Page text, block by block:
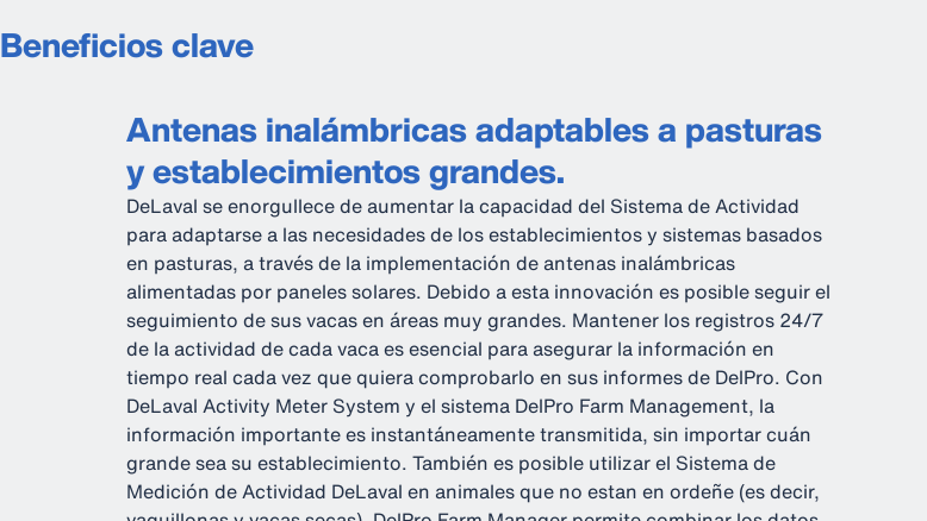
Beneficios clave
Antenas inalámbricas adaptables a pasturas
y establecimientos grandes.
DeLaval se enorgullece de aumentar la capacidad del Sistema de Actividad
para adaptarse a las necesidades de los establecimientos y sistemas basados
en pasturas, a través de la implementación de antenas inalámbricas
alimentadas por paneles solares. Debido a esta innovación es posible seguir el
seguimiento de sus vacas en áreas muy grandes. Mantener los registros 24/7
de la actividad de cada vaca es esencial para asegurar la información en
tiempo real cada vez que quiera comprobarlo en sus informes de DelPro. Con
DeLaval Activity Meter System y el sistema DelPro Farm Management, la
información importante es instantáneamente transmitida, sin importar cuán
grande sea su establecimiento. También es posible utilizar el Sistema de
Medición de Actividad DeLaval en animales que no estan en ordeñe (es decir,